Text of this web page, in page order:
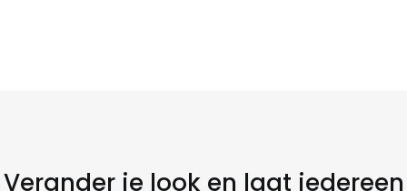
Verander je look en laat iedereen